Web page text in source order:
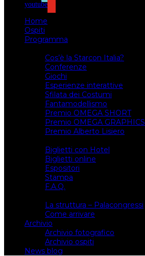
youtube
Home
Ospiti
Programma
Cos’è la Starcon Italia?
Conferenze
Giochi
Esperienze interattive
Sfilata dei Costumi
Fantamodellismo
Premio OMEGA SHORT
Premio OMEGA GRAPHICS
Premio Alberto Lisiero
Biglietti con Hotel
Biglietti online
Espositori
Stampa
F.A.Q.
La struttura – Palacongressi
Come arrivare
Archivio
Archivio fotografico
Archivio ospiti
News blog